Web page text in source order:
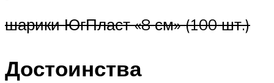
шарики ЮгПласт «8 см» (100 шт.)
Достоинства